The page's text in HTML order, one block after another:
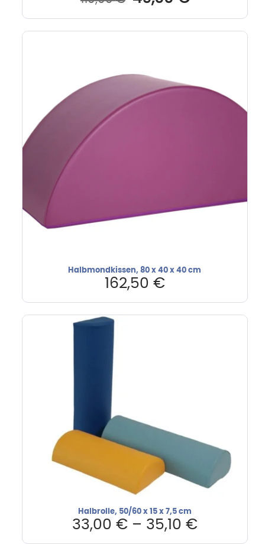
Preis
war:
110,00 €
ist:
49,00 €.
Halbmondkissen, 80 x 40 x 40 cm
162,50 €
Halbrolle, 50/60 x 15 x 7,5 cm
33,00 €– 35,10 €